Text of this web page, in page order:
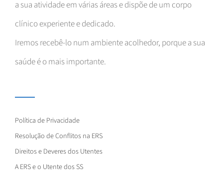
a sua atividade em várias áreas e dispõe de um corpo
clínico experiente e dedicado.
Iremos recebê-lo num ambiente acolhedor, porque a sua
saúde é o mais importante.
Política de Privacidade
Resolução de Conflitos na ERS
Direitos e Deveres dos Utentes
A ERS e o Utente dos SS